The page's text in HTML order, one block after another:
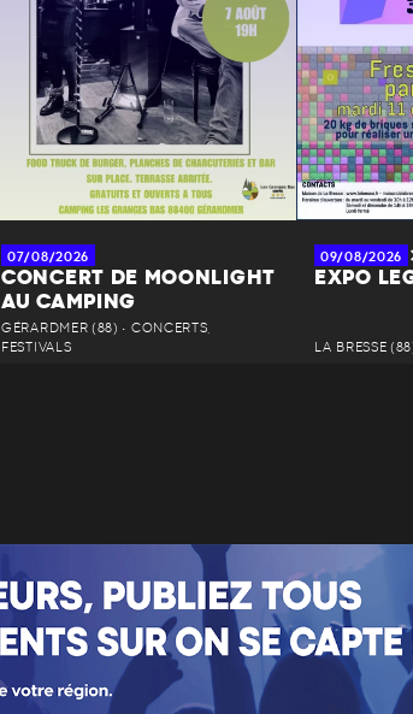
07/08/2026
CONCERT DE MOONLIGHT
AU CAMPING
GÉRARDMER (88) • CONCERTS,
FESTIVALS
09/08/2026
EXPO
LA BRESSE